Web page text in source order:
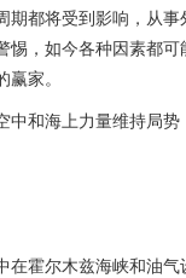
都将受到影响，从
，如今各种因素都
家。
和海上力量维持局
霍尔木兹海峡和油